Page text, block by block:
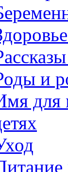
и
для